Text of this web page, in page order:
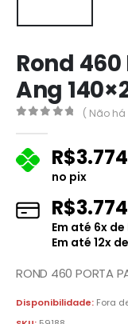
Rond
Ang
( Não
R$
no pix
R$
Em até 6x de
Em até 12x de
ROND 460 PORTA
Disponibilidade: Fora